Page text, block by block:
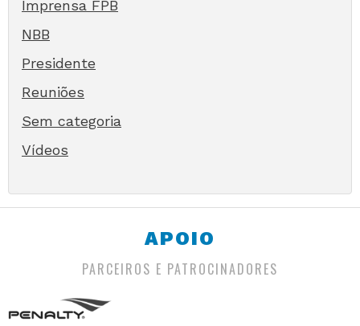
Imprensa FPB
NBB
Presidente
Reuniões
Sem categoria
Vídeos
APOIO
PARCEIROS E PATROCINADORES